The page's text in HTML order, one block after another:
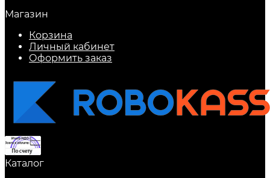
Магазин
Корзина
Личный кабинет
Оформить заказ
Каталог